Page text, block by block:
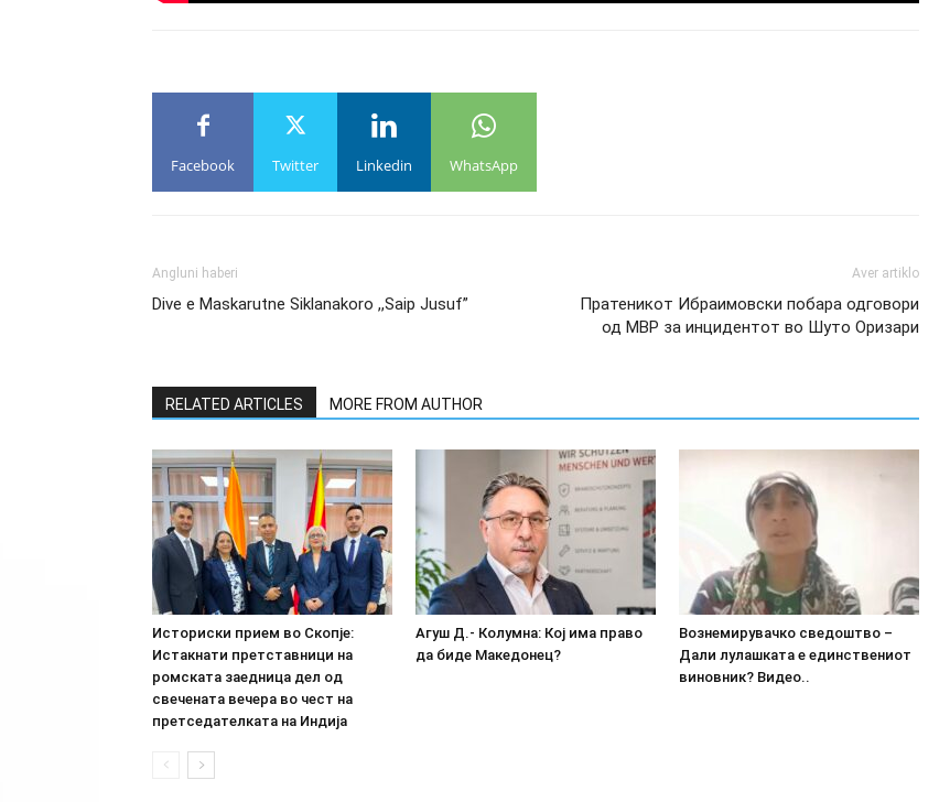
Facebook Twitter Linkedin WhatsApp
Angluni haberi
Dive e Maskarutne Siklanakoro ,,Saip Jusuf”
Aver artiklo
Пратеникот Ибраимовски побара одговори
од МВР за инцидентот во Шуто Оризари
RELATED ARTICLES MORE FROM AUTHOR
Историски прием во Скопје:
Истакнати претставници на
ромската заедница дел од
свечената вечера во чест на
претседателката на Индија
Агуш Д.- Колумна: Кој има право
да биде Македонец?
Вознемирувачко сведоштво –
Дали лулашката е единствениот
виновник? Видео..